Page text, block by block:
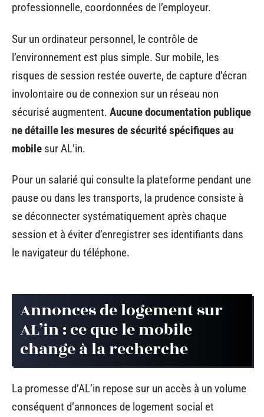
professionnelle, coordonnées de l’employeur.
Sur un ordinateur personnel, le contrôle de
l’environnement est plus simple. Sur mobile, les
risques de session restée ouverte, de capture d’écran
involontaire ou de connexion sur un réseau non
sécurisé augmentent. Aucune documentation publique
ne détaille les mesures de sécurité spécifiques au
mobile sur AL’in.
Pour un salarié qui consulte la plateforme pendant une
pause ou dans les transports, la prudence consiste à
se déconnecter systématiquement après chaque
session et à éviter d’enregistrer ses identifiants dans
le navigateur du téléphone.
Annonces de logement sur
AL’in : ce que le mobile
change à la recherche
La promesse d’AL’in repose sur un accès à un volume
conséquent d’annonces de logement social et